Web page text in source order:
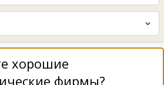
хорошие
фирмы?